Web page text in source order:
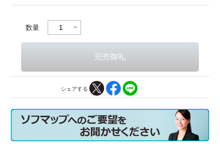
数量
シェアする